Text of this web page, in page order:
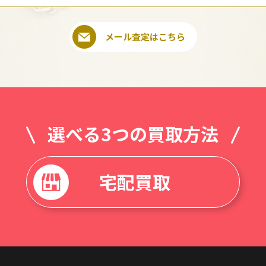
メール査定はこちら
選べる3つの買取方法
宅配買取